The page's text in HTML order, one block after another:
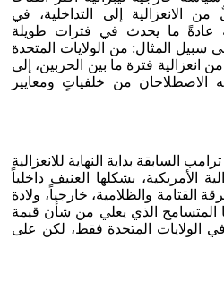
الانعزالية إلى التداخلية، في
عادةً ما يحدث في فترات طويلة
سبيل المثال: من الولايات المتحدة
فترة ما بين الحربين، إلى
الاصطلاحان من خلفياتٍ ومعايير
السابقة بداية النهاية للانعزالية
الأمريكية، بشكلها العنيف داخلياً
القتامة والظلامية، خارجياً، ولادة
المتسامح الذي يعلي من شأن قيمة
الولايات المتحدة فقط، لكن على